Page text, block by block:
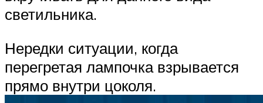
светильника.
Нередки ситуации, когда
перегретая лампочка взрывается
прямо внутри цоколя.